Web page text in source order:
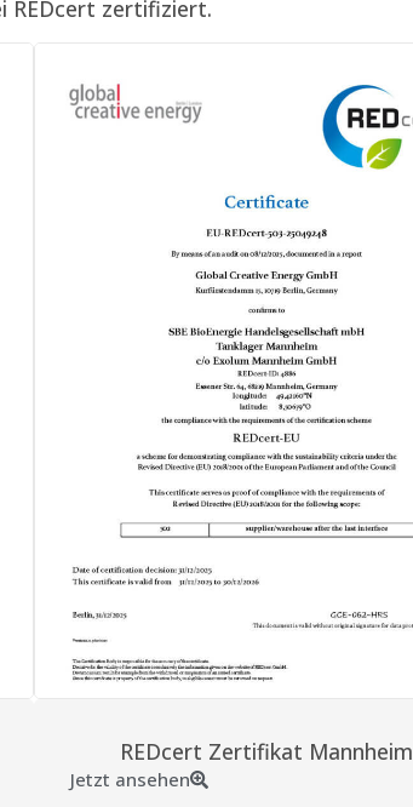
REDcert zertifiziert.
REDcert Zertifikat Mannheim
Jetzt ansehen